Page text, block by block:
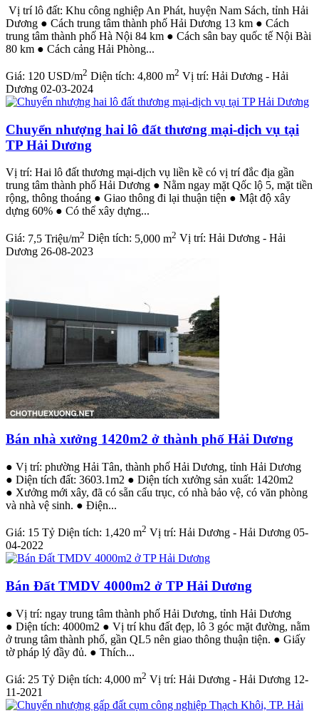
Vị trí lô đất: Khu công nghiệp An Phát, huyện Nam Sách, tỉnh Hải
Dương ● Cách trung tâm thành phố Hải Dương 13 km ● Cách
trung tâm thành phố Hà Nội 84 km ● Cách sân bay quốc tế Nội Bài
80 km ● Cách cảng Hải Phòng...
Giá: 120 USD/m2 Diện tích: 4,800 m2 Vị trí: Hải Dương - Hải
Dương 02-03-2024
Chuyển nhượng hai lô đất thương mại-dịch vụ tại
TP Hải Dương
Vị trí: Hai lô đất thương mại-dịch vụ liền kề có vị trí đắc địa gần
trung tâm thành phố Hải Dương ● Nằm ngay mặt Qốc lộ 5, mặt tiền
rộng, thông thoáng ● Giao thông đi lại thuận tiện ● Mật độ xây
dựng 60% ● Có thể xây dựng...
Giá: 7,5 Triệu/m2 Diện tích: 5,000 m2 Vị trí: Hải Dương - Hải
Dương 26-08-2023
Bán nhà xưởng 1420m2 ở thành phố Hải Dương
● Vị trí: phường Hải Tân, thành phố Hải Dương, tỉnh Hải Dương
● Diện tích đất: 3603.1m2 ● Diện tích xưởng sản xuất: 1420m2
● Xưởng mới xây, đã có sẵn cẩu trục, có nhà bảo vệ, có văn phòng
và nhà vệ sinh. ● Điện...
Giá: 15 Tỷ Diện tích: 1,420 m2 Vị trí: Hải Dương - Hải Dương 05-
04-2022
Bán Đất TMDV 4000m2 ở TP Hải Dương
● Vị trí: ngay trung tâm thành phố Hải Dương, tỉnh Hải Dương
● Diện tích: 4000m2 ● Vị trí khu đất đẹp, lô 3 góc mặt đường, nằm
ở trung tâm thành phố, gần QL5 nên giao thông thuận tiện. ● Giấy
tờ pháp lý đầy đủ. ● Thích...
Giá: 25 Tỷ Diện tích: 4,000 m2 Vị trí: Hải Dương - Hải Dương 12-
11-2021